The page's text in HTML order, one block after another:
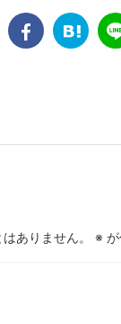
ありません。 ※